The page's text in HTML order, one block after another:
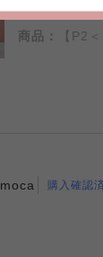
キレイなグリ
商品： 【P2
moca 購入確認